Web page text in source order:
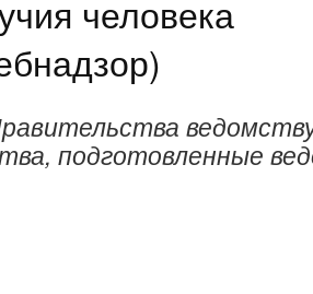
человека
подготовленные